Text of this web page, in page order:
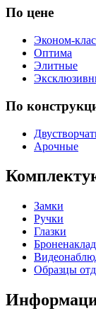
По цене
Эконом-
Оптима
Элитные
По
Арочные
Замки
Ручки
Глазки
Образцы